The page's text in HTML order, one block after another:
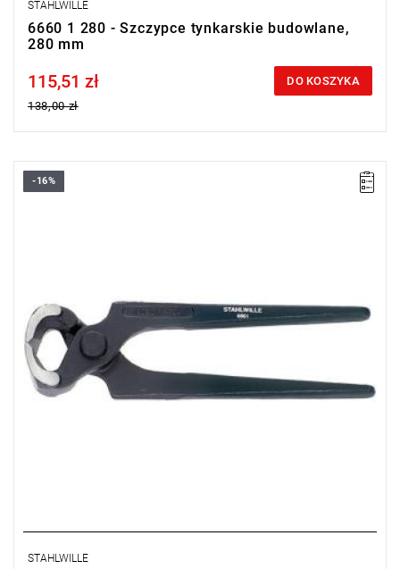
STAHLWILLE
6660 1 280 - Szczypce tynkarskie budowlane,
280 mm
Price tax included
115,51 zł
138,00 zł
DO KOSZYKA
-16%
STAHLWILLE